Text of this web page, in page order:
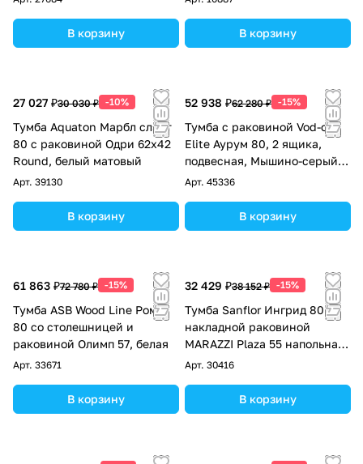
В корзину В корзину
27 027 ₽30 030 ₽ -10%
Тумба Aquaton Марбл слэйт
80 с раковиной Одри 62х42
Round, белый матовый
Арт. 39130
В корзину
52 938 ₽62 280 ₽ -15%
Тумба с раковиной Vod-ok
Elite Аурум 80, 2 ящика,
подвесная, Мышино-серый
RAL 7005
Арт. 45336
В корзину
61 863 ₽72 780 ₽ -15%
Тумба ASB Wood Line Рома
80 со столешницей и
раковиной Олимп 57, белая
Арт. 33671
В корзину
32 429 ₽38 152 ₽ -15%
Тумба Sanflor Ингрид 80 с
накладной раковиной
MARAZZI Plaza 55 напольная,
белый матовый,
Арт. 30416
В корзину